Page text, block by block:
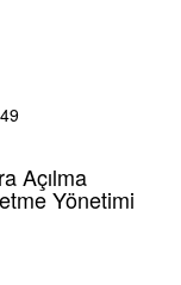
Açılma
Yönetimi